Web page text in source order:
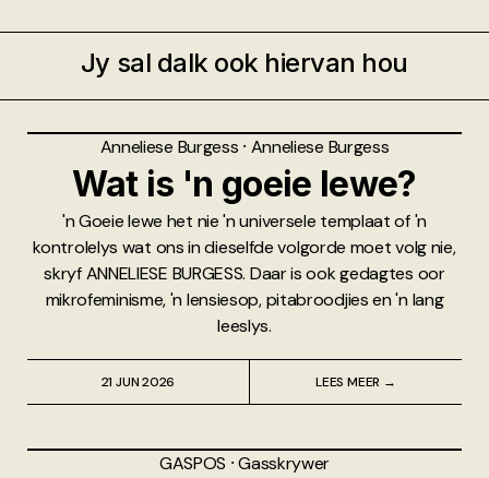
Jy sal dalk ook hiervan hou
Anneliese Burgess ⸱ Anneliese Burgess
Wat is 'n goeie lewe?
'n Goeie lewe het nie 'n universele templaat of 'n
kontrolelys wat ons in dieselfde volgorde moet volg nie,
skryf ANNELIESE BURGESS. Daar is ook gedagtes oor
mikrofeminisme, 'n lensiesop, pitabroodjies en 'n lang
leeslys.
21 JUN 2026 LEES MEER →
GASPOS ⸱Gasskrywer